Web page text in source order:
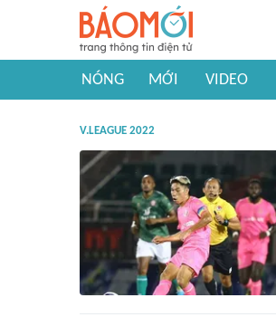
NÓNG MỚI VIDEO
V.LEAGUE 2022